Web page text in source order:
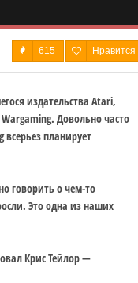
 Нравится
615
издательства Atari,
Довольно часто
планирует
говорить о чем-то
Это одна из наших
Крис Тейлор —